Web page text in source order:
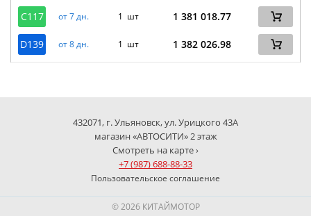
C117 от 7 дн. 1 шт 1 381 018.77
D139 от 8 дн. 1 шт 1 382 026.98
432071, г. Ульяновск, ул. Урицкого 43А
магазин «АВТОСИТИ» 2 этаж
Смотреть на карте ›
+7 (987) 688-88-33
Пользовательское соглашение
© 2026 КИТАЙМОТОР